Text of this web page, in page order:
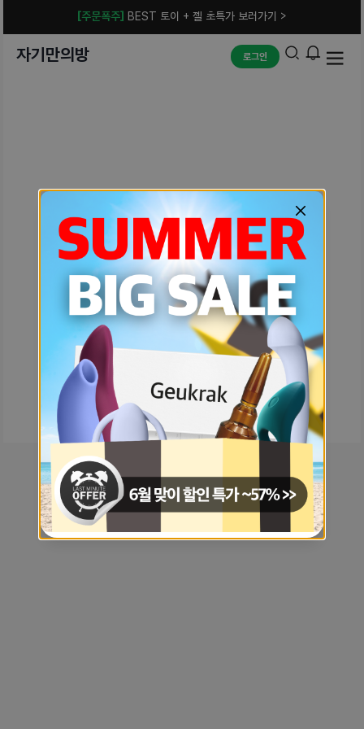
[주문폭주] BEST 토이 + 젤 초특가 보러가기 >
자기만의방 로그인
예상치 못한 에러입니다.